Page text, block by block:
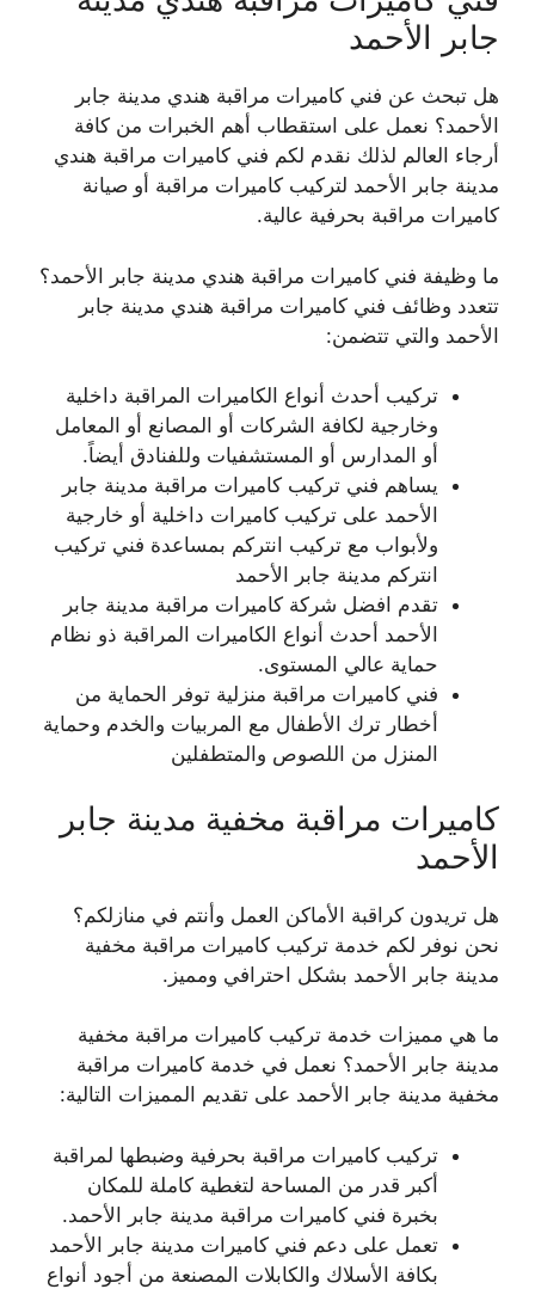
جابر الأحمد
هل تبحث عن فني كاميرات مراقبة هندي مدينة جابر
الأحمد؟ نعمل على استقطاب أهم الخبرات من كافة
أرجاء العالم لذلك نقدم لكم فني كاميرات مراقبة هندي
مدينة جابر الأحمد لتركيب كاميرات مراقبة أو صيانة
كاميرات مراقبة بحرفية عالية.
ما وظيفة فني كاميرات مراقبة هندي مدينة جابر الأحمد؟
تتعدد وظائف فني كاميرات مراقبة هندي مدينة جابر
الأحمد والتي تتضمن:
تركيب أحدث أنواع الكاميرات المراقبة داخلية
وخارجية لكافة الشركات أو المصانع أو المعامل
أو المدارس أو المستشفيات وللفنادق أيضاً.
يساهم فني تركيب كاميرات مراقبة مدينة جابر
الأحمد على تركيب كاميرات داخلية أو خارجية
ولأبواب مع تركيب انتركم بمساعدة فني تركيب
انتركم مدينة جابر الأحمد
تقدم افضل شركة كاميرات مراقبة مدينة جابر
الأحمد أحدث أنواع الكاميرات المراقبة ذو نظام
حماية عالي المستوى.
فني كاميرات مراقبة منزلية توفر الحماية من
أخطار ترك الأطفال مع المربيات والخدم وحماية
المنزل من اللصوص والمتطفلين
كاميرات مراقبة مخفية مدينة جابر
الأحمد
هل تريدون كراقبة الأماكن العمل وأنتم في منازلكم؟
نحن نوفر لكم خدمة تركيب كاميرات مراقبة مخفية
مدينة جابر الأحمد بشكل احترافي ومميز.
ما هي مميزات خدمة تركيب كاميرات مراقبة مخفية
مدينة جابر الأحمد؟ نعمل في خدمة كاميرات مراقبة
مخفية مدينة جابر الأحمد على تقديم المميزات التالية:
تركيب كاميرات مراقبة بحرفية وضبطها لمراقبة
أكبر قدر من المساحة لتغطية كاملة للمكان
بخبرة فني كاميرات مراقبة مدينة جابر الأحمد.
تعمل على دعم فني كاميرات مدينة جابر الأحمد
بكافة الأسلاك والكابلات المصنعة من أجود أنواع